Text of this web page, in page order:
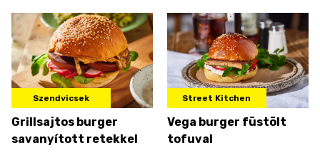
Szendvicsek
Grillsajtos burger
savanyított retekkel
Street Kitchen
Vega burger füstölt
tofuval